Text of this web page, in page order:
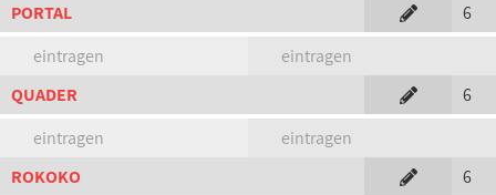
PORTAL
6
eintragen
eintragen
QUADER
6
eintragen
eintragen
ROKOKO
6